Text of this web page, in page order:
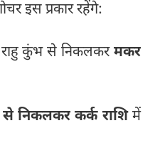
इस प्रकार रहेंगे:
कुंभ से निकलकरमकर
निकलकर कर्क राशिमें